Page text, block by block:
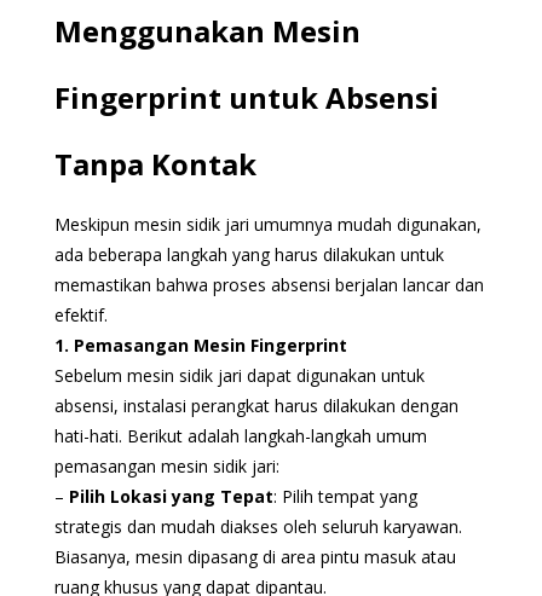
Menggunakan Mesin
Fingerprint untuk Absensi
Tanpa Kontak
Meskipun mesin sidik jari umumnya mudah digunakan,
ada beberapa langkah yang harus dilakukan untuk
memastikan bahwa proses absensi berjalan lancar dan
efektif.
1. Pemasangan Mesin Fingerprint
Sebelum mesin sidik jari dapat digunakan untuk
absensi, instalasi perangkat harus dilakukan dengan
hati-hati. Berikut adalah langkah-langkah umum
pemasangan mesin sidik jari:
– Pilih Lokasi yang Tepat: Pilih tempat yang
strategis dan mudah diakses oleh seluruh karyawan.
Biasanya, mesin dipasang di area pintu masuk atau
ruang khusus yang dapat dipantau.